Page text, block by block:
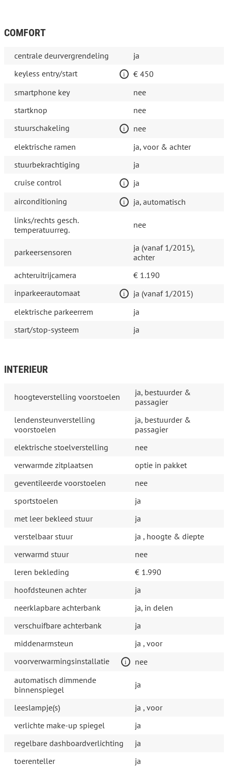
COMFORT
centrale deurvergrendeling
ja
keyless entry/start
€ 450
smartphone key
nee
startknop
nee
stuurschakeling
nee
elektrische ramen
ja, voor & achter
stuurbekrachtiging
ja
cruise control
ja
airconditioning
ja, automatisch
links/rechts gesch.
temperatuurreg.
nee
parkeersensoren
ja (vanaf 1/2015),
achter
achteruitrijcamera
€ 1.190
inparkeerautomaat
ja (vanaf 1/2015)
elektrische parkeerrem
ja
start/stop-systeem
ja
INTERIEUR
hoogteverstelling voorstoelen
ja, bestuurder &
passagier
lendensteunverstelling
voorstoelen
ja, bestuurder &
passagier
elektrische stoelverstelling
nee
verwarmde zitplaatsen
optie in pakket
geventileerde voorstoelen
nee
sportstoelen
ja
met leer bekleed stuur
ja
verstelbaar stuur
ja , hoogte & diepte
verwarmd stuur
nee
leren bekleding
€ 1.990
hoofdsteunen achter
ja
neerklapbare achterbank
ja, in delen
verschuifbare achterbank
ja
middenarmsteun
ja , voor
voorverwarmingsinstallatie
nee
automatisch dimmende
binnenspiegel
ja
leeslampje(s)
ja , voor
verlichte make-up spiegel
ja
regelbare dashboardverlichting
ja
toerenteller
ja